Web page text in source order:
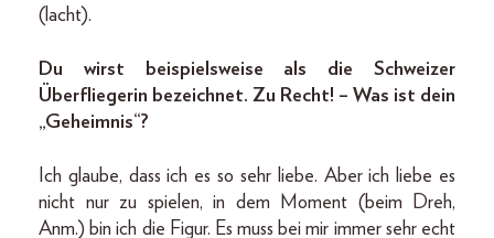
(lacht).
Du wirst beispielsweise als die Schweizer
Überfliegerin bezeichnet. Zu Recht! – Was ist dein
„Geheimnis“?
Ich glaube, dass ich es so sehr liebe. Aber ich liebe es
nicht nur zu spielen, in dem Moment (beim Dreh,
Anm.) bin ich die Figur. Es muss bei mir immer sehr echt